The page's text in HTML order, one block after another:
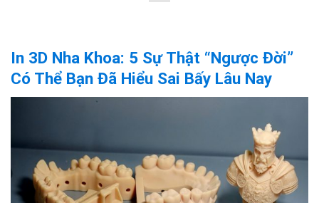
In 3D Nha Khoa: 5 Sự Thật “Ngược Đời”
Có Thể Bạn Đã Hiểu Sai Bấy Lâu Nay